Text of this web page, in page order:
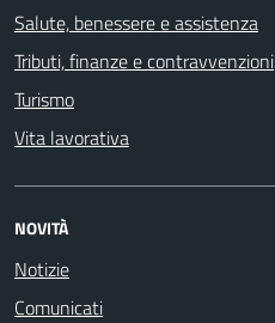
Salute, benessere e assistenza
Tributi, finanze e contravvenzioni
Turismo
Vita lavorativa
NOVITÀ
Notizie
Comunicati